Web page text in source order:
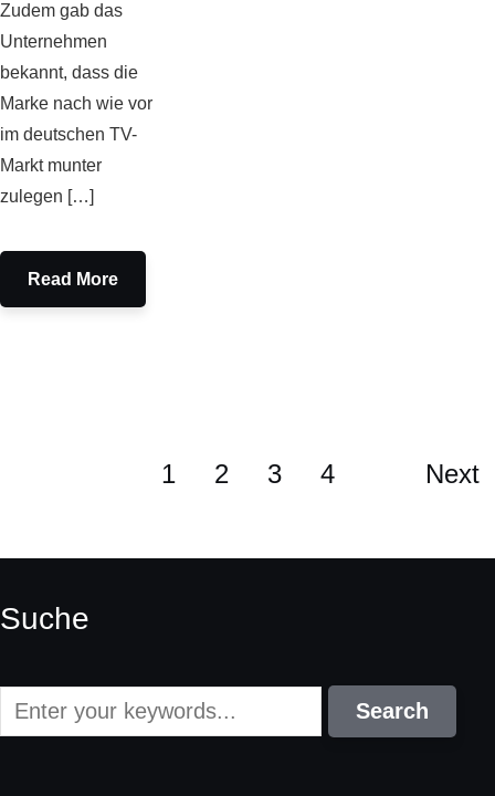
Zudem gab das
Unternehmen
bekannt, dass die
Marke nach wie vor
im deutschen TV-
Markt munter
zulegen […]
Read More
1 2 3 4 Next
Suche